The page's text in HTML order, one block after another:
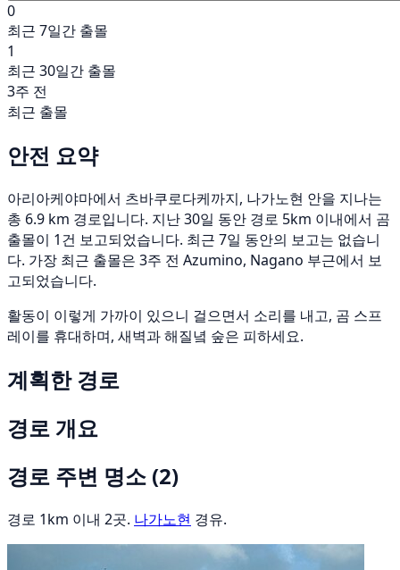
0
최근 7일간 출몰
1
최근 30일간 출몰
3주 전
최근 출몰
안전 요약
아리아케야마에서 츠바쿠로다케까지, 나가노현 안을 지나는
총 6.9 km 경로입니다. 지난 30일 동안 경로 5km 이내에서 곰
출몰이 1건 보고되었습니다. 최근 7일 동안의 보고는 없습니
다. 가장 최근 출몰은 3주 전 Azumino, Nagano 부근에서 보
고되었습니다.
활동이 이렇게 가까이 있으니 걸으면서 소리를 내고, 곰 스프
레이를 휴대하며, 새벽과 해질녘 숲은 피하세요.
계획한 경로
경로 개요
경로 주변 명소 (2)
경로 1km 이내 2곳. 나가노현 경유.